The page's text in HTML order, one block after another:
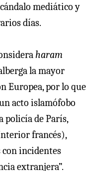
mediático y
días.
haram
la mayor
Europea, por lo que
acto islamófobo
policía de París,
francés),
con incidentes
extranjera”.